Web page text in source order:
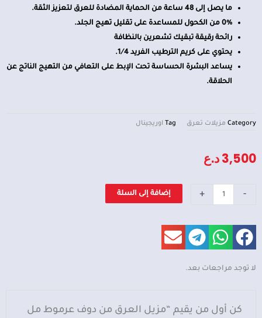
ما يصل إلى 48 ساعة من الحماية المضادة للعرق لتعزيز الثقة.
0% من الكحول للمساعدة على تقليل تهيج الجلد.
رائحة رقيقة تبقيك تشعرين بالنظافة
يحتوي على كريم الترطيب الفريد 1⁄4.
يساعد البشرة الحساسة تحت الإبط على التعافي من التهيج الناتج عن
الحلاقة.
Category مزيلات تعرق Tag اوريجينال
3,500د.ع
-
من
دوف
عرموط
+ إضافة إلى السلة
لا توجد مراجعات بعد.
كن أول من يقيم “مزيل العرق من دوف عرموط مل